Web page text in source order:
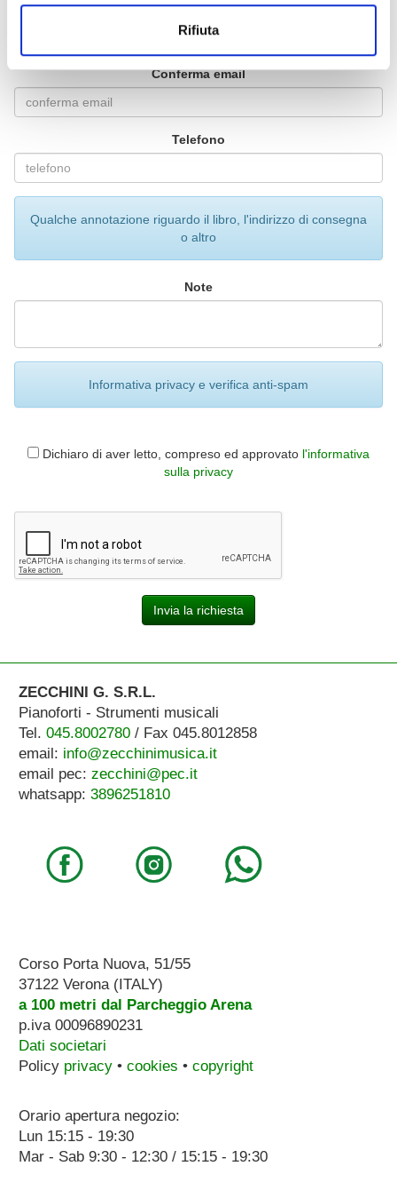
Rifiuta
Email
Conferma email
Telefono
Qualche annotazione riguardo il libro, l'indirizzo di consegna
o altro
Note
Informativa privacy e verifica anti-spam
Dichiaro di aver letto, compreso ed approvato l'informativa
sulla privacy
Invia la richiesta
ZECCHINI G. S.R.L.
Pianoforti - Strumenti musicali
Tel. 045.8002780/ Fax 045.8012858
email: info@zecchinimusica.it
email pec: zecchini@pec.it
whatsapp: 3896251810
Corso Porta Nuova, 51/55
37122 Verona (ITALY)
a 100 metri dal Parcheggio Arena
p.iva 00096890231
Dati societari
Policy privacy• cookies • copyright
Orario apertura negozio:
Lun 15:15 - 19:30
Mar - Sab 9:30 - 12:30 / 15:15 - 19:30